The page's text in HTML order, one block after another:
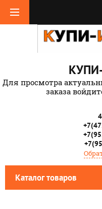
Для просмотра
заказа
Каталог товаров